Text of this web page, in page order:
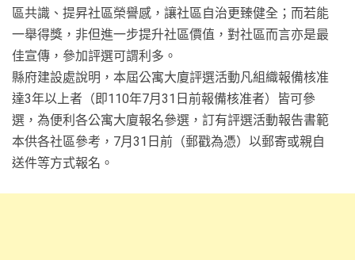
區共識、提昇社區榮譽感，讓社區自治更臻健全；而若能
一舉得獎，非但進一步提升社區價值，對社區而言亦是最
佳宣傳，參加評選可謂利多。
縣府建設處說明，本屆公寓大廈評選活動凡組織報備核准
達3年以上者（即110年7月31日前報備核准者）皆可參
選，為便利各公寓大廈報名參選，訂有評選活動報告書範
本供各社區參考，7月31日前（郵戳為憑）以郵寄或親自
送件等方式報名。